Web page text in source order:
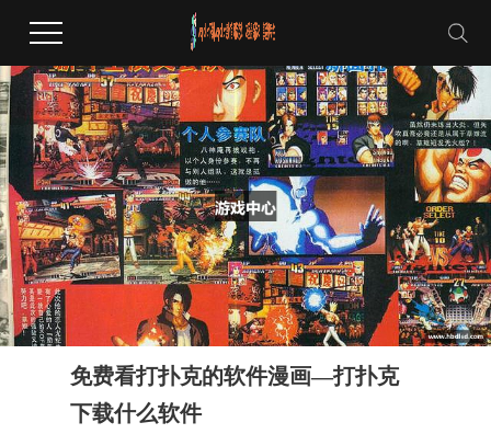
免费看打扑克的软件漫画—打扑克
下载什么软件